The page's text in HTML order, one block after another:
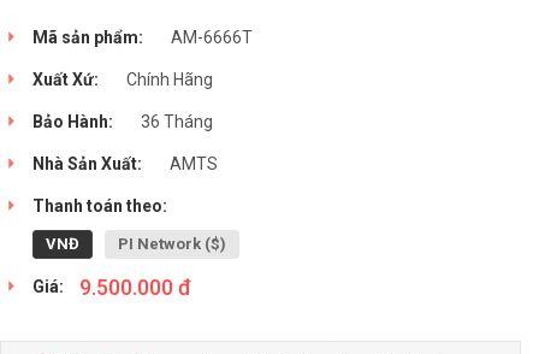
Mã sản phẩm: AM-6666T
Xuất Xứ: Chính Hãng
Bảo Hành: 36 Tháng
Nhà Sản Xuất: AMTS
Thanh toán theo:
VNĐ PI Network ($)
Giá: 9.500.000 đ